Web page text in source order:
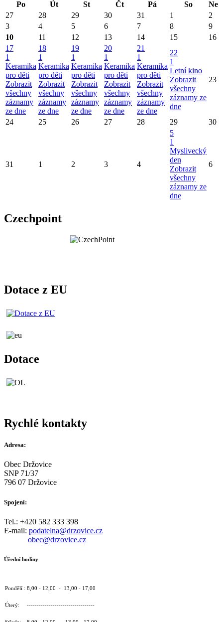
Po Út St Čt Pá So
Ne
27
28 29 30 31 1
2
3
4 5 6 7 8
9
10
11 12 13 14 15
16
17
1
Keramika
pro děti
Zobrazit
všechny
záznamy
ze dne
18
1
Keramika
pro děti
Zobrazit
všechny
záznamy
ze dne
19
1
Keramika
pro děti
Zobrazit
všechny
záznamy
ze dne
20
1
Keramika
pro děti
Zobrazit
všechny
záznamy
ze dne
21
1
Keramika
pro děti
Zobrazit
všechny
záznamy
ze dne
22
1
Letní kino
Zobrazit
všechny
záznamy ze
dne
23
24 25 26 27 28 29 30
31 1 2 3 4
5
1
Myslivecký
den
Zobrazit
všechny
záznamy ze
dne
6
Czechpoint
Dotace z EU
Dotace
Rychlé kontakty
Adresa:
Obec Držovice
SNP 71/37
796 07 Držovice
Spojení:
Tel.: +420 582 333 398
E-mail: podatelna@drzovice.cz
obec@drzovice.cz
Úřední hodiny
Pondělí : 8,00 - 12,00 - 13,00 - 17,00
Úterý: ----------------------------------